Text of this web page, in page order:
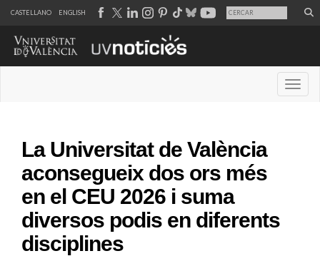
CASTELLANO ENGLISH
La Universitat de València
aconsegueix dos ors més
en el CEU 2026 i suma
diversos podis en diferents
disciplines